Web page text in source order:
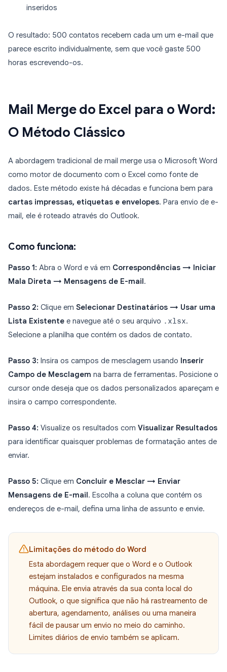
inseridos
O resultado: 500 contatos recebem cada um um e-mail que
parece escrito individualmente, sem que você gaste 500
horas escrevendo-os.
Mail Merge do Excel para o Word:
O Método Clássico
A abordagem tradicional de mail merge usa o Microsoft Word
como motor de documento com o Excel como fonte de
dados. Este método existe há décadas e funciona bem para
cartas impressas, etiquetas e envelopes. Para envio de e-
mail, ele é roteado através do Outlook.
Como funciona:
Passo 1: Abra o Word e vá em Correspondências → Iniciar
Mala Direta → Mensagens de E-mail .
Passo 2: Clique em Selecionar Destinatários → Usar uma
Lista Existente e navegue até o seu arquivo .xlsx.
Selecione a planilha que contém os dados de contato.
Passo 3: Insira os campos de mesclagem usando Inserir
Campo de Mesclagem na barra de ferramentas. Posicione o
cursor onde deseja que os dados personalizados apareçam e
insira o campo correspondente.
Passo 4: Visualize os resultados com Visualizar Resultados
para identificar quaisquer problemas de formatação antes de
enviar.
Passo 5: Clique em Concluir e Mesclar → Enviar
Mensagens de E-mail . Escolha a coluna que contém os
endereços de e-mail, defina uma linha de assunto e envie.
Limitações do método do Word
Esta abordagem requer que o Word e o Outlook
estejam instalados e configurados na mesma
máquina. Ele envia através da sua conta local do
Outlook, o que significa que não há rastreamento de
abertura, agendamento, análises ou uma maneira
fácil de pausar um envio no meio do caminho.
Limites diários de envio também se aplicam.